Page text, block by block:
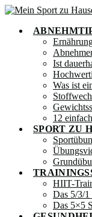
Zum
springen
Ist
Was ist
12
SPORT ZU
HIIT-
Das 5/3/1
Das 5×5